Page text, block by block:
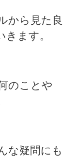
から見た良
ます。
のことや
な疑問にも